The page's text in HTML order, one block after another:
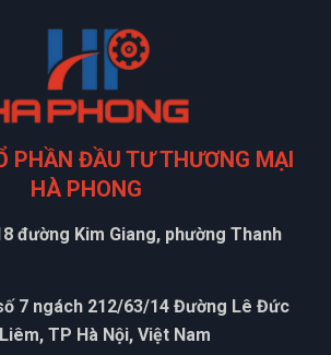
PHẦN ĐẦU TƯ THƯƠNG MẠI
HÀ PHONG
đường Kim Giang, phường Thanh
7 ngách 212/63/14 Đường Lê Đức
TP Hà Nội, Việt Nam